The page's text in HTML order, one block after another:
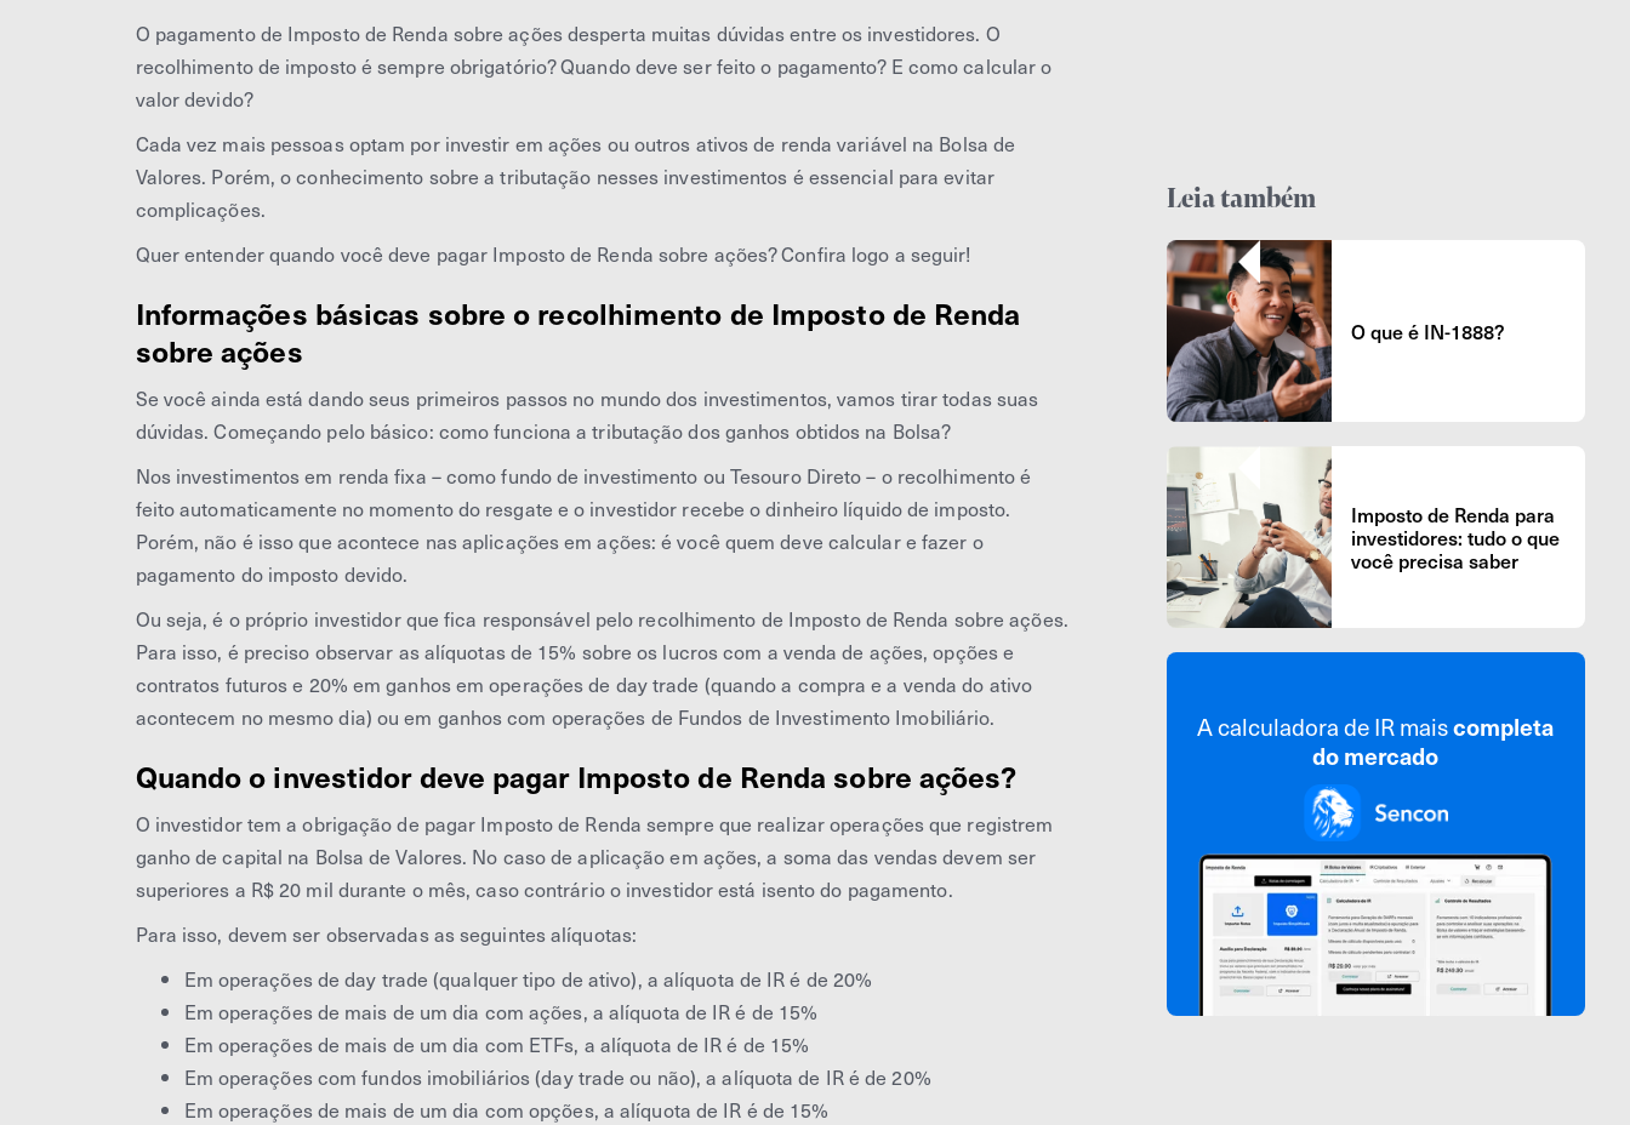
O pagamento de Imposto de Renda sobre ações desperta muitas dúvidas entre os investidores. O
recolhimento de imposto é sempre obrigatório? Quando deve ser feito o pagamento? E como calcular o
valor devido?
Cada vez mais pessoas optam por investir em ações ou outros ativos de renda variável na Bolsa de
Valores. Porém, o conhecimento sobre a tributação nesses investimentos é essencial para evitar
complicações.
Quer entender quando você deve pagar Imposto de Renda sobre ações? Confira logo a seguir!
Informações básicas sobre o recolhimento de Imposto de Renda
sobre ações
Se você ainda está dando seus primeiros passos no mundo dos investimentos, vamos tirar todas suas
dúvidas. Começando pelo básico: como funciona a tributação dos ganhos obtidos na Bolsa?
Nos investimentos em renda fixa – como fundo de investimento ou Tesouro Direto – o recolhimento é
feito automaticamente no momento do resgate e o investidor recebe o dinheiro líquido de imposto.
Porém, não é isso que acontece nas aplicações em ações: é você quem deve calcular e fazer o
pagamento do imposto devido.
Ou seja, é o próprio investidor que fica responsável pelo recolhimento de Imposto de Renda sobre ações.
Para isso, é preciso observar as alíquotas de 15% sobre os lucros com a venda de ações, opções e
contratos futuros e 20% em ganhos em operações de day trade (quando a compra e a venda do ativo
acontecem no mesmo dia) ou em ganhos com operações de Fundos de Investimento Imobiliário.
Quando o investidor deve pagar Imposto de Renda sobre ações?
O investidor tem a obrigação de pagar Imposto de Renda sempre que realizar operações que registrem
ganho de capital na Bolsa de Valores. No caso de aplicação em ações, a soma das vendas devem ser
superiores a R$ 20 mil durante o mês, caso contrário o investidor está isento do pagamento.
Para isso, devem ser observadas as seguintes alíquotas:
Em operações de day trade (qualquer tipo de ativo), a alíquota de IR é de 20%
Em operações de mais de um dia com ações, a alíquota de IR é de 15%
Em operações de mais de um dia com ETFs, a alíquota de IR é de 15%
Em operações com fundos imobiliários (day trade ou não), a alíquota de IR é de 20%
Em operações de mais de um dia com opções, a alíquota de IR é de 15%
Leia também
O que é IN-1888?
Imposto de Renda para
investidores: tudo o que
você precisa saber
A calculadora de IR maiscompleta
do mercado